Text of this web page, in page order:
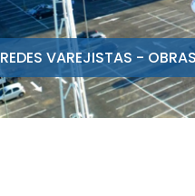
REDES VAREJISTAS -